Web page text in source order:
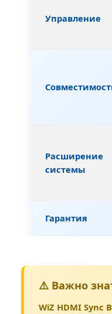
Управление
Расширение
системы
Гарантия
⚠️ Важно
WiZ HDMI Sync